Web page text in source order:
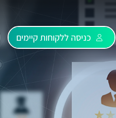
כניסה ללקוחות קיימים